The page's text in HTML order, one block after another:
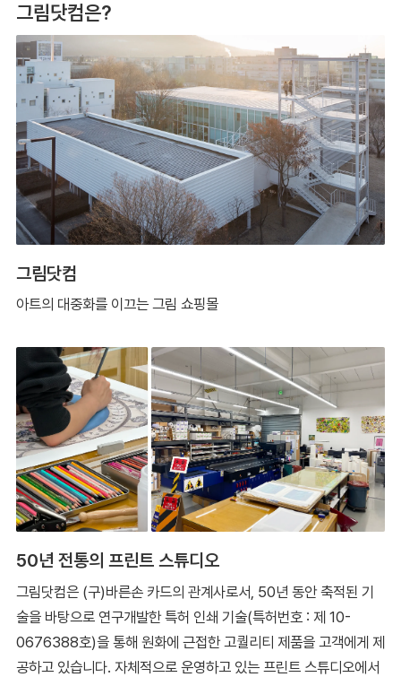
그림닷컴은?
그림닷컴
아트의 대중화를 이끄는 그림 쇼핑몰
50년 전통의 프린트 스튜디오
그림닷컴은 (구)바른손 카드의 관계사로서, 50년 동안 축적된 기
술을 바탕으로 연구개발한 특허 인쇄 기술(특허번호 : 제 10-
0676388호)을 통해 원화에 근접한 고퀄리티 제품을 고객에게 제
공하고 있습니다. 자체적으로 운영하고 있는 프린트 스튜디오에서